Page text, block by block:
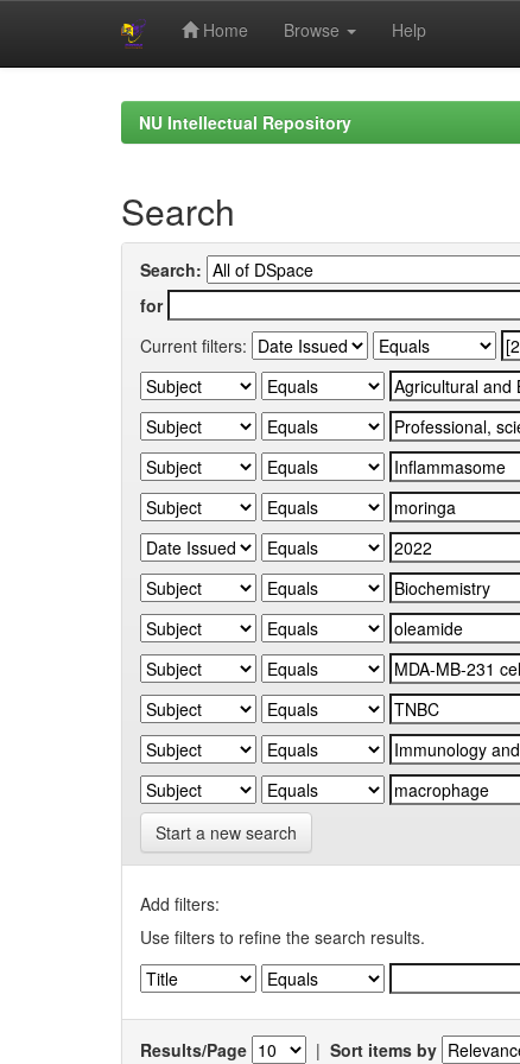
Home Browse Help
NU Intellectual Repository
Search
Search:
for
Current filters:
Start a new search
Add filters:
Use filters to refine the search results.
Results/Page | Sort items by